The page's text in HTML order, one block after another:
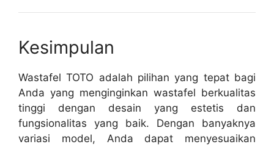
Kesimpulan
Wastafel TOTO adalah pilihan yang tepat bagi
Anda yang menginginkan wastafel berkualitas
tinggi dengan desain yang estetis dan
fungsionalitas yang baik. Dengan banyaknya
variasi model, Anda dapat menyesuaikan